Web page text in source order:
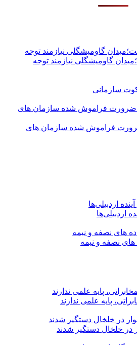
گاومیشگلی نیازمند توجه
سازمانی
ضرورت فراموش شده سازمان های
اردبیلی‌ها
نصفه و نیمه
پایه علمی ندارند
در خلخال دستگیر شدند